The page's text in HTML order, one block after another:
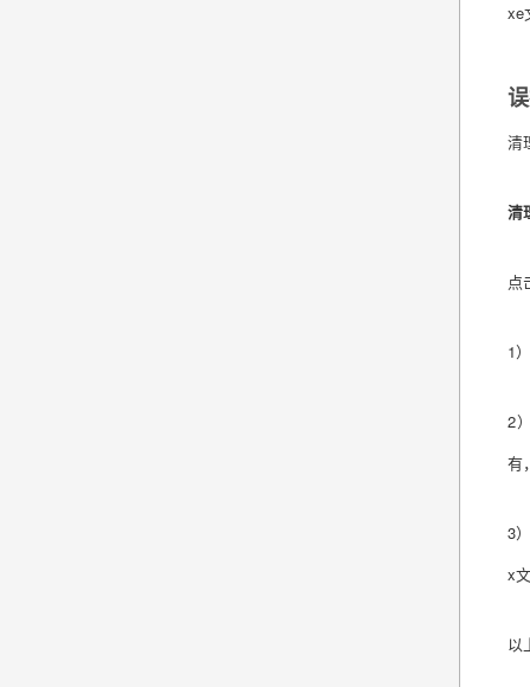
xe
清
清
点
1
2
有
3
x
以